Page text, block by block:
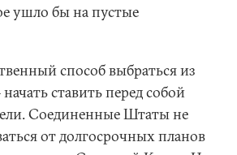
ушло бы на пустые
способ выбраться из
ставить перед собой
Соединенные Штаты не
от долгосрочных планов